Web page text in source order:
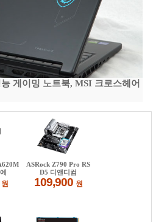
게이밍 노트북, MSI 크로스헤어